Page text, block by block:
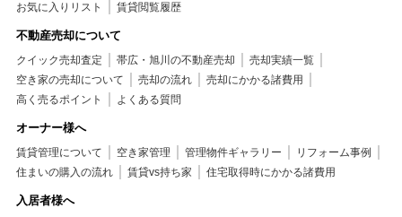
お気に入りリスト 賃貸閲覧履歴
不動産売却について
クイック売却査定 帯広・旭川の不動産売却
売却実績一覧
空き家の売却について
売却の流れ
売却にかかる諸費用
高く売るポイント
よくある質問
オーナー様へ
賃貸管理について 空き家管理 管理物件ギャラリー
リフォーム事例
住まいの購入の流れ
賃貸vs持ち家 住宅取得時にかかる諸費用
入居者様へ